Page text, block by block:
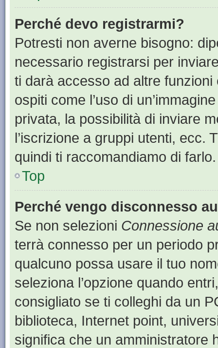
Perché devo registrarmi?
Potresti non averne bisogno:
necessario registrarsi per
ti darà accesso ad altre
ospiti come l’uso di
privata, la possibilità di inviare
l’iscrizione a gruppi utenti, ecc.
quindi ti raccomandiamo di farlo.
Top
Perché vengo disconnesso
Se non selezioni Connessione
terrà connesso per un periodo
qualcuno possa usare il tuo
seleziona l’opzione quando
consigliato se ti colleghi da un
biblioteca, Internet point,
significa che un amministratore